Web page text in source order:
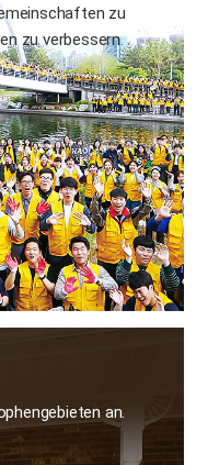
zu
zu verbessern.
an.